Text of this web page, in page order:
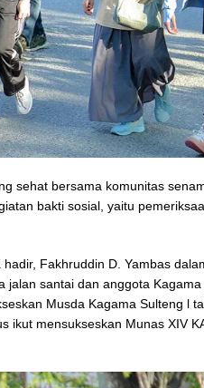
sehat bersama komunitas
bakti sosial, yaitu
Fakhruddin D. Yambas
jalan santai dan anggota
Musda Kagama Sulteng l
ikut mensukseskan Munas XIV